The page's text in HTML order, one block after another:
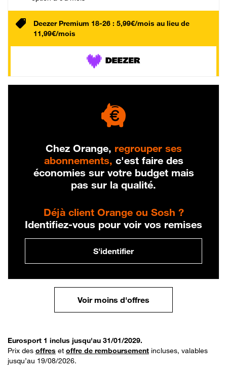
Deezer Premium 18-26 : 5,99€/mois au lieu de
11,99€/mois
Chez Orange, regrouper ses
abonnements, c'est faire des
économies sur votre budget mais
pas sur la qualité.
Déjà client Orange ou Sosh ?
Identifiez-vous pour voir vos remises
S'identifier
Voir moins d'offres
Eurosport 1 inclus jusqu'au 31/01/2029.
Prix des offres et offre de remboursement incluses, valables
jusqu’au 19/08/2026.